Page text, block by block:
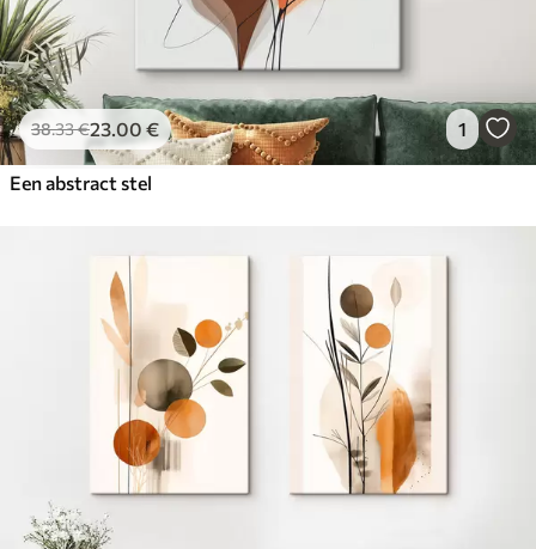
38.33€23.00 € 1
Een abstract stel